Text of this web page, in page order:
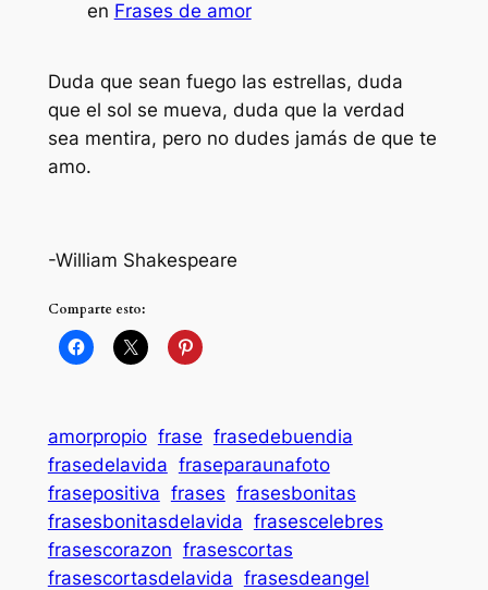
en Frases de amor
Duda que sean fuego las estrellas, duda
que el sol se mueva, duda que la verdad
sea mentira, pero no dudes jamás de que te
amo.
-William Shakespeare
Comparte esto:
amorpropio frase frasedebuendia
frasedelavida fraseparaunafoto
frasepositiva frases frasesbonitas
frasesbonitasdelavida frasescelebres
frasescorazon frasescortas
frasescortasdelavida frasesdeangel